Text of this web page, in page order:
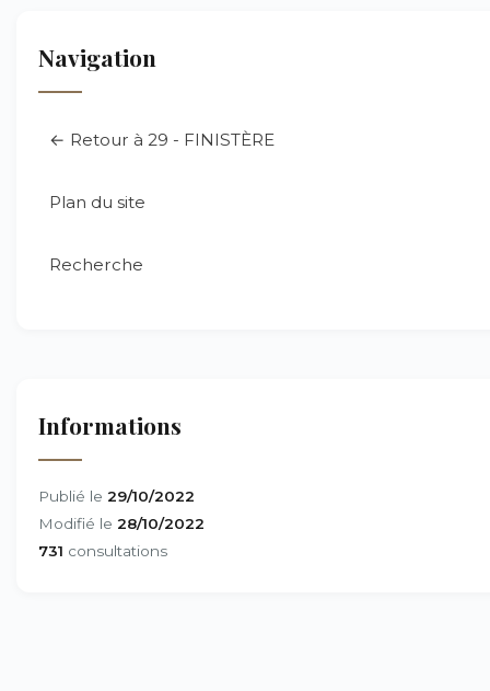
Navigation
← Retour à 29 - FINISTÈRE
Plan du site
Recherche
Informations
Publié le 29/10/2022
Modifié le 28/10/2022
731 consultations